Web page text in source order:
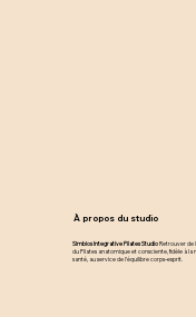
À propos du studio
Simbios Integrative Pilates StudioRetrouver de
du Pilates anatomique et consciente, fidèle à
santé, au service de l’équilibre corps–esprit.